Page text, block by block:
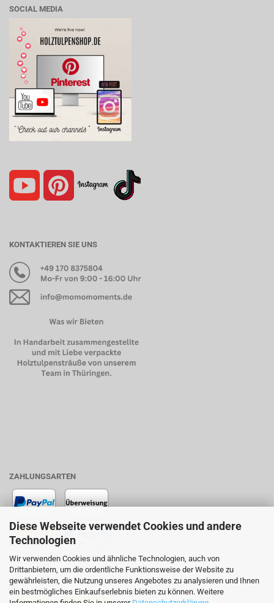
Diese Webseite verwendet Cookies und andere
Technologien
Wir verwenden Cookies und ähnliche Technologien, auch von
Drittanbietern, um die ordentliche Funktionsweise der Website zu
gewährleisten, die Nutzung unseres Angebotes zu analysieren und Ihnen
ein bestmögliches Einkaufserlebnis bieten zu können. Weitere
SOCIAL MEDIA
KONTAKTIEREN SIE UNS
ZAHLUNGSARTEN
VERSAND MIT